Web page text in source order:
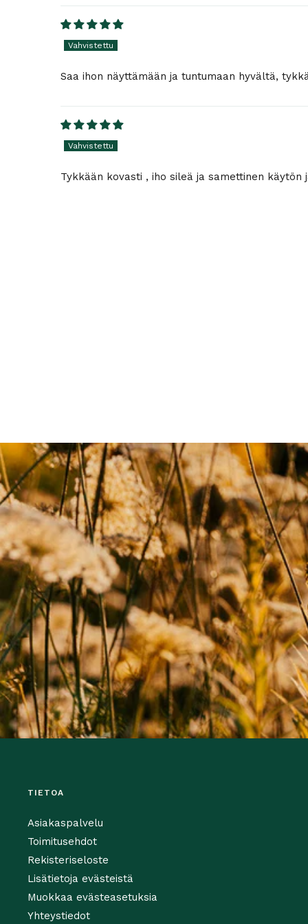
Saa ihon näyttämään ja tuntumaan hyvältä,
Tykkään kovasti , iho sileä ja samettinen käytön
TIETOA
Asiakaspalvelu
Toimitusehdot
Rekisteriseloste
Lisätietoja evästeistä
Muokkaa evästeasetuksia
Yhteystiedot